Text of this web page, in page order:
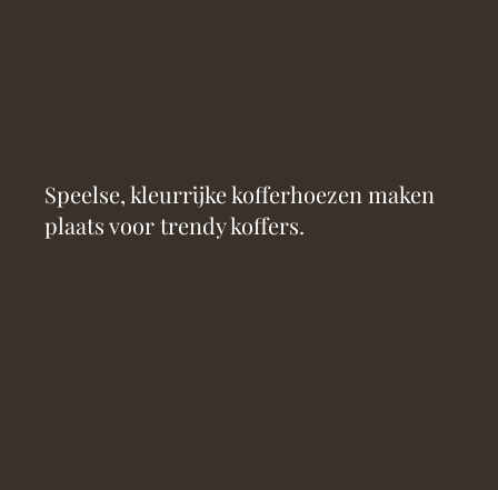
Speelse, kleurrijke kofferhoezen maken
plaats voor trendy koffers.